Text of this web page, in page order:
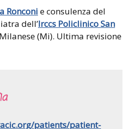
Ronconi e consulenza del
dell’Irccs Policlinico San
(Mi). Ultima revisione
patients/patient-